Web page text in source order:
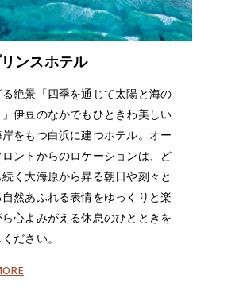
ンスホテル
絶景「四季を通じて太陽と海の
」伊豆のなかでもひときわ美しい
をもつ白浜に建つホテル。オー
ントからのロケーションは、ど
く大海原から昇る朝日や刻々と
然あふれる表情をゆっくりと楽
ら心よみがえる休息のひとときを
ださい。